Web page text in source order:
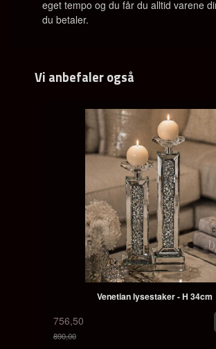
eget tempo og du får du alltid varene
du betaler.
Vi anbefaler også
Venetian lysestaker - H 34cm
756,50
890,00